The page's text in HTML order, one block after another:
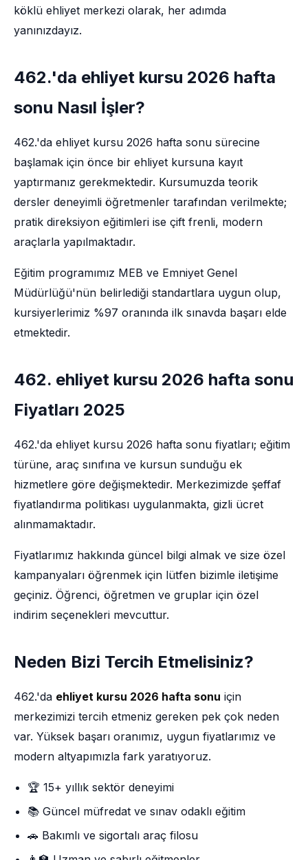
köklü ehliyet merkezi olarak, her adımda
yanınızdayız.
462.'da ehliyet kursu 2026 hafta
sonu Nasıl İşler?
462.'da ehliyet kursu 2026 hafta sonu sürecine
başlamak için önce bir ehliyet kursuna kayıt
yaptırmanız gerekmektedir. Kursumuzda teorik
dersler deneyimli öğretmenler tarafından verilmekte;
pratik direksiyon eğitimleri ise çift frenli, modern
araçlarla yapılmaktadır.
Eğitim programımız MEB ve Emniyet Genel
Müdürlüğü'nün belirlediği standartlara uygun olup,
kursiyerlerimiz %97 oranında ilk sınavda başarı elde
etmektedir.
462. ehliyet kursu 2026 hafta sonu
Fiyatları 2025
462.'da ehliyet kursu 2026 hafta sonu fiyatları; eğitim
türüne, araç sınıfına ve kursun sunduğu ek
hizmetlere göre değişmektedir. Merkezimizde şeffaf
fiyatlandırma politikası uygulanmakta, gizli ücret
alınmamaktadır.
Fiyatlarımız hakkında güncel bilgi almak ve size özel
kampanyaları öğrenmek için lütfen bizimle iletişime
geçiniz. Öğrenci, öğretmen ve gruplar için özel
indirim seçenekleri mevcuttur.
Neden Bizi Tercih Etmelisiniz?
462.'da ehliyet kursu 2026 hafta sonu için
merkezimizi tercih etmeniz gereken pek çok neden
var. Yüksek başarı oranımız, uygun fiyatlarımız ve
modern altyapımızla fark yaratıyoruz.
🏆 15+ yıllık sektör deneyimi
📚 Güncel müfredat ve sınav odaklı eğitim
🚗 Bakımlı ve sigortalı araç filosu